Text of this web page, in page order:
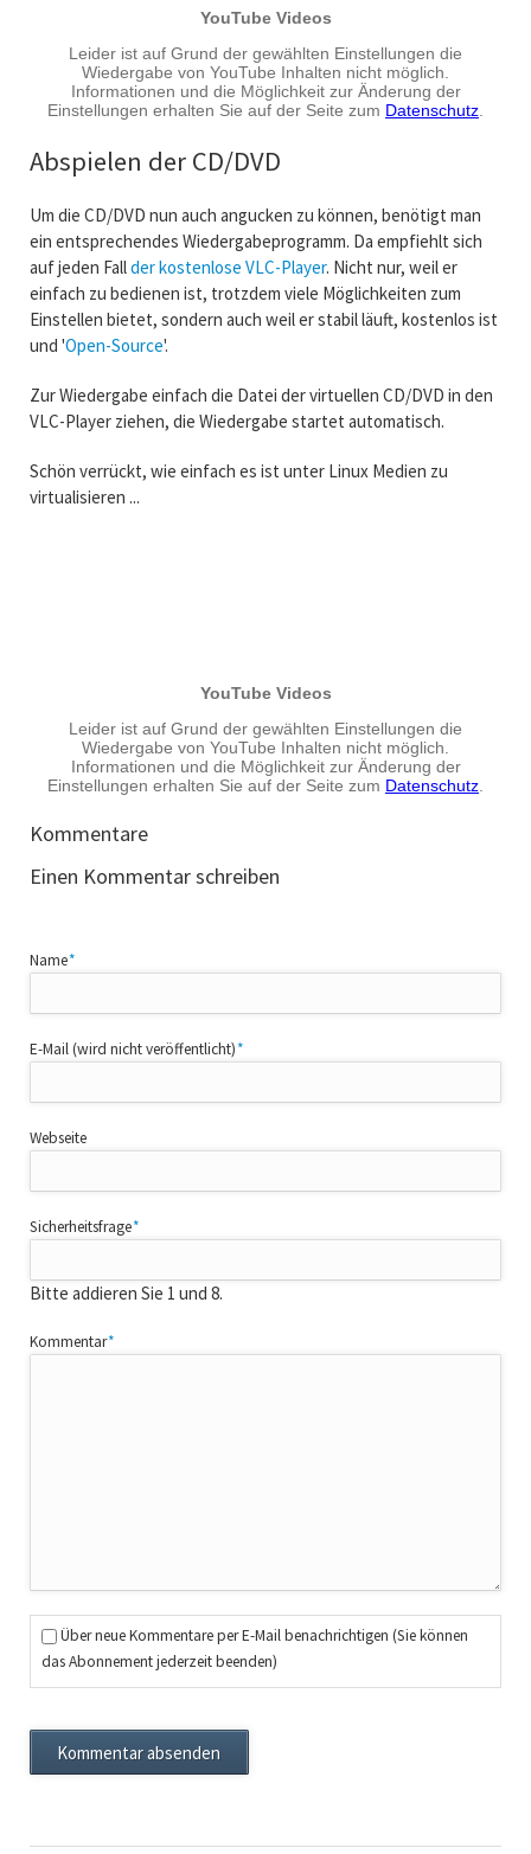
Abspielen der CD/DVD
Um die CD/DVD nun auch angucken zu können, benötigt man
ein entsprechendes Wiedergabeprogramm. Da empfiehlt sich
auf jeden Fallder kostenlose VLC-Player. Nicht nur, weil er
einfach zu bedienen ist, trotzdem viele Möglichkeiten zum
Einstellen bietet, sondern auch weil er stabil läuft, kostenlos ist
und 'Open-Source'.
Zur Wiedergabe einfach die Datei der virtuellen CD/DVD in den
VLC-Player ziehen, die Wiedergabe startet automatisch.
Schön verrückt, wie einfach es ist unter Linux Medien zu
virtualisieren ...
Kommentare
Einen Kommentar schreiben
Pflichtfeld
Name*
Pflichtfeld
E-Mail (wird nicht veröffentlicht)*
Webseite
Pflichtfeld
Sicherheitsfrage*
Bitte addieren Sie 1 und 8.
Pflichtfeld
Kommentar*
Über neue Kommentare per E-Mail benachrichtigen (Sie können
das Abonnement jederzeit beenden)
Kommentar absenden